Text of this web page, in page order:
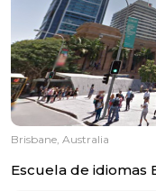
Brisbane, Australia
Escuela de idiomas